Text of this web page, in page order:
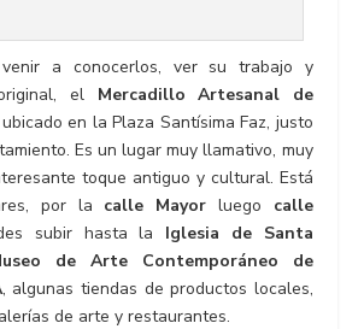
a conocerlos, ver su trabajo y
el Mercadillo Artesanal de
en la Plaza Santísima Faz, justo
Es un lugar muy llamativo, muy
toque antiguo y cultural. Está
por la calle Mayor luego calle
subir hasta la Iglesia de Santa
de Arte Contemporáneo de
, algunas tiendas de productos locales,
de arte y restaurantes.